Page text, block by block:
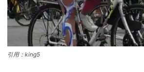
引用：king5